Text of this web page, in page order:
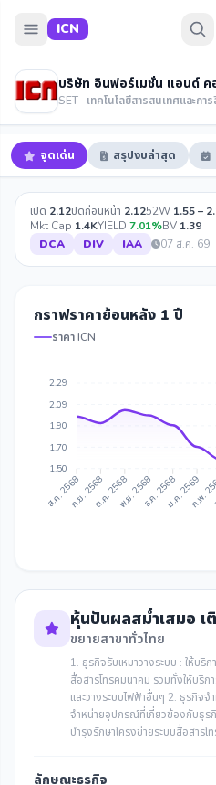
ICN
SET · เทคโนโลยีสารสนเทศและกา
จุดเด่น สรุปงบล่าสุด
เปิด 2.12ปิดก่อนหน้า 2.1252W 1.55 –
Mkt Cap 1.4KYIELD 7.01%BV 1.39
DCA
DIV IAA 07 ส.ค. 69
กราฟราคาย้อนหลัง 1 ปี
ราคา ICN
2.29
2.09
1.90
1.70
1.50
ส.ค. 2568ก.ย. 2568ต.ค. 2568พ.ย. 2568ธ.ค. 2568ม.ค. 2569
ก.พ.
หุ้นปันผลสม่ำเสมอ เ
ขยายสาขาทั่วไทย
1. ธุรกิจรับเหมาวางระบบ : ให้บริ
สื่อสารโทรคมนาคม รวมทั้งให้บริก
และวางระบบไฟฟ้าอื่นๆ 2. ธุรกิจ
จำหน่ายอุปกรณ์ที่เกี่ยวข้องกับธุร
บำรุงรักษาโครงข่ายระบบสื่อสารโ
ลักษณะธุรกิจ